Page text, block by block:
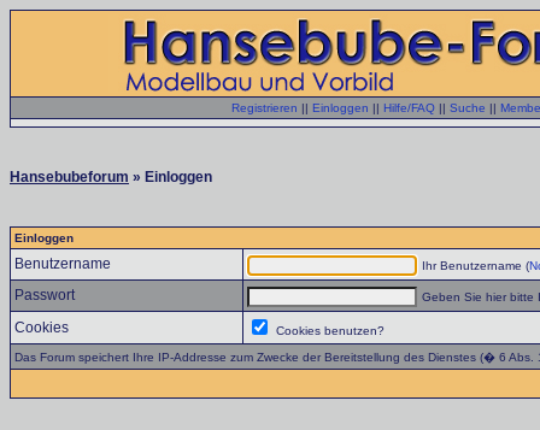
Registrieren || Einloggen || Hilfe/FAQ || Suche ||
Hansebubeforum » Einloggen
Einloggen
Benutzername Ihr Benutzername (
Passwort Geben Sie hier bitte
Cookies
Cookies benutzen?
Das Forum speichert Ihre IP-Addresse zum Zwecke der Bereitstellung des Dienstes (� 6